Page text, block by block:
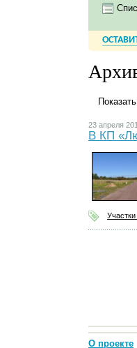
23 апреля
В КП
О проекте